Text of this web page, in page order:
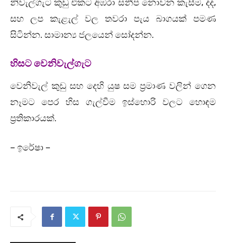
නිවැල්ගැට කුඩු එකට අඹරා සනීප නොවන කැසීම, දද,
සහ ලප කැළැල් වල තවරා පැය බාගයක් පමණ
සිටින්න. සාමාන්‍ය ජලයෙන් සෝදන්න.
හිසට වෙනිවැල්ගැට
වෙනිවැල් කුඩු සහ දෙහි යුෂ සම ප්‍රමාණ වලින් ගෙන
නෑමට පෙර හිස ගැල්වීම ඉස්හොරි වලට හොඳම
ප්‍රතිකාරයක්.
– ඉරේෂා –